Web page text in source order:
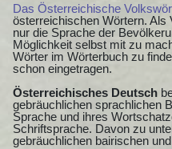
Das Österreichische
österreichischen Wörtern.
nur die Sprache der
Möglichkeit selbst mit zu
Wörter im Wörterbuch zu
schon eingetragen.
Österreichisches Deutsch
gebräuchlichen sprachlichen
Sprache und ihres
Schriftsprache. Davon zu
gebräuchlichen bairischen